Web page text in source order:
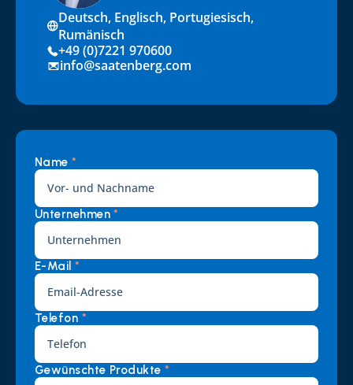
Deutsch, Englisch, Portugiesisch,
Rumänisch
+49 (0)7221 970600
info@saatenberg.com
Name *
Unternehmen *
E-Mail *
Telefon *
Gewünschte Produkte *